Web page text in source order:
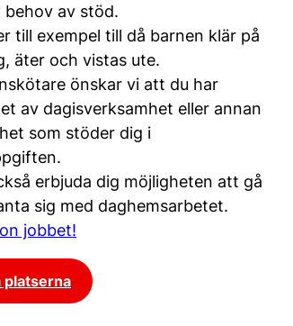
behov av stöd.
till exempel till då barnen klär på
äter och vistas ute.
önskar vi att du har
av dagisverksamhet eller annan
som stöder dig i
erbjuda dig möjligheten att gå
sig med daghemsarbetet.
jobbet!
platserna